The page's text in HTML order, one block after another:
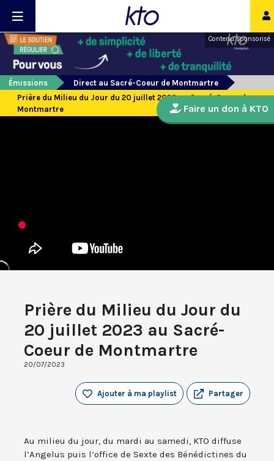
Contenu sponsorisé
Émissions
Direct au Sacré-Coeur de Montmartre
Prière du Milieu du Jour du 20 juillet 2023 au Sacré-Coeur de
Montmartre
Prière du Milieu du Jour du
20 juillet 2023 au Sacré-
Coeur de Montmartre
20/07/2023
Partager
Ajouter à ma playlist
Au milieu du jour, du mardi au samedi, KTO diffuse
l’Angelus puis l’office de Sexte des Bénédictines du
Faire un don à KTO